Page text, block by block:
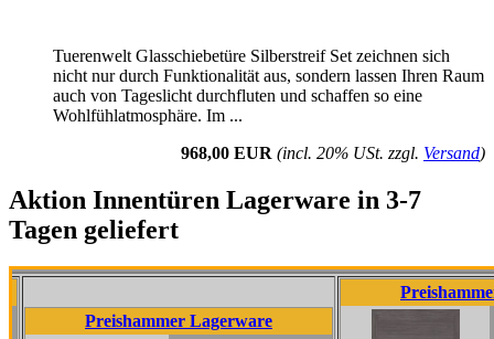
Tuerenwelt Glasschiebetüre Silberstreif Set zeichnen sich
nicht nur durch Funktionalität aus, sondern lassen Ihren Raum
auch von Tageslicht durchfluten und schaffen so eine
Wohlfühlatmosphäre. Im ...
968,00 EUR (incl. 20% USt. zzgl. Versand)
Aktion Innentüren Lagerware in 3-7
Tagen geliefert
Preishammer Lagerware
Preishammer